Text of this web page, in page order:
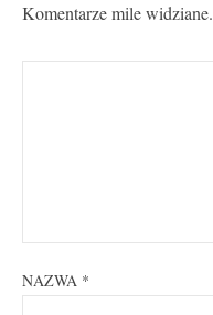
Komentarze mile widziane.
NAZWA *